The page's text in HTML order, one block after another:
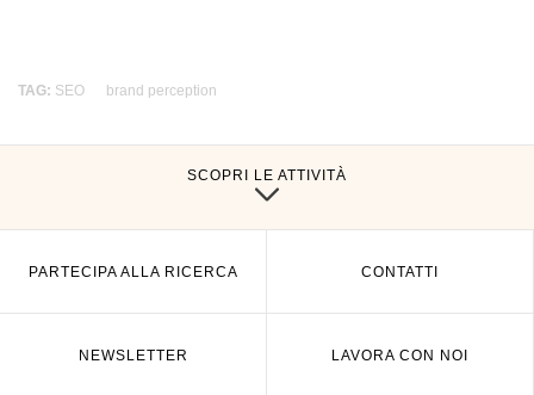
TAG: SEO brand perception
SCOPRI LE ATTIVITÀ
PARTECIPA ALLA RICERCA CONTATTI
NEWSLETTER LAVORA CON NOI